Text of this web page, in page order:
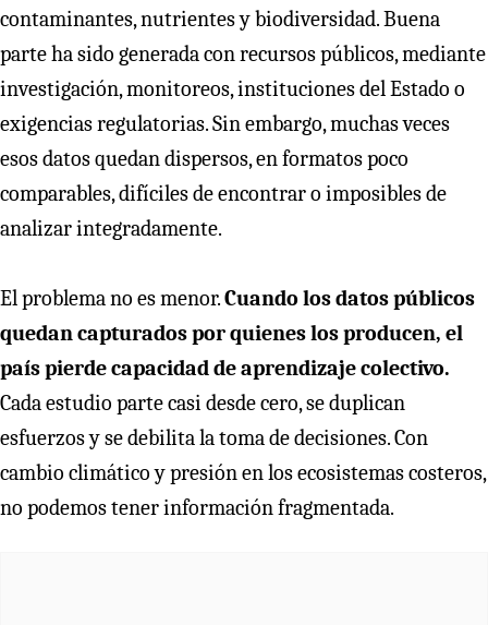
contaminantes, nutrientes y biodiversidad. Buena
parte ha sido generada con recursos públicos, mediante
investigación, monitoreos, instituciones del Estado o
exigencias regulatorias. Sin embargo, muchas veces
esos datos quedan dispersos, en formatos poco
comparables, difíciles de encontrar o imposibles de
analizar integradamente.
El problema no es menor.Cuando los datos públicos
quedan capturados por quienes los producen, el
país pierde capacidad de aprendizaje colectivo.
Cada estudio parte casi desde cero, se duplican
esfuerzos y se debilita la toma de decisiones. Con
cambio climático y presión en los ecosistemas costeros,
no podemos tener información fragmentada.